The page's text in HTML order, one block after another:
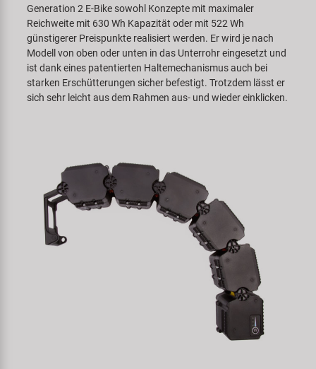
Generation 2 E-Bike sowohl Konzepte mit maximaler
Reichweite mit 630 Wh Kapazität oder mit 522 Wh
günstigerer Preispunkte realisiert werden. Er wird je nach
Modell von oben oder unten in das Unterrohr eingesetzt und
ist dank eines patentierten Haltemechanismus auch bei
starken Erschütterungen sicher befestigt. Trotzdem lässt er
sich sehr leicht aus dem Rahmen aus- und wieder einklicken.